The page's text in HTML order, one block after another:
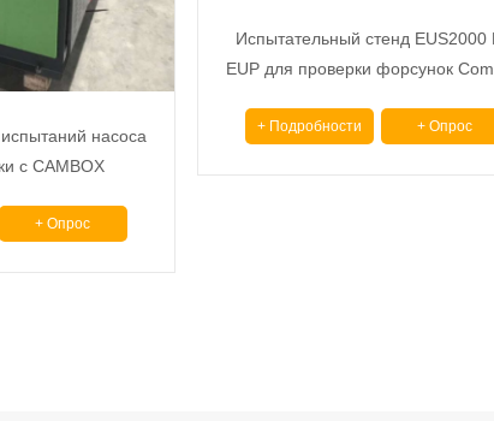
насоса
с CAMBOX
+ Опрос
Испытательный стенд EUS2000
EUP для проверки форсунок
+ Подробности + Опрос